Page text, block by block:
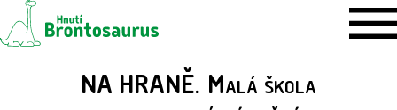
NA HRANĚ. Malá škola